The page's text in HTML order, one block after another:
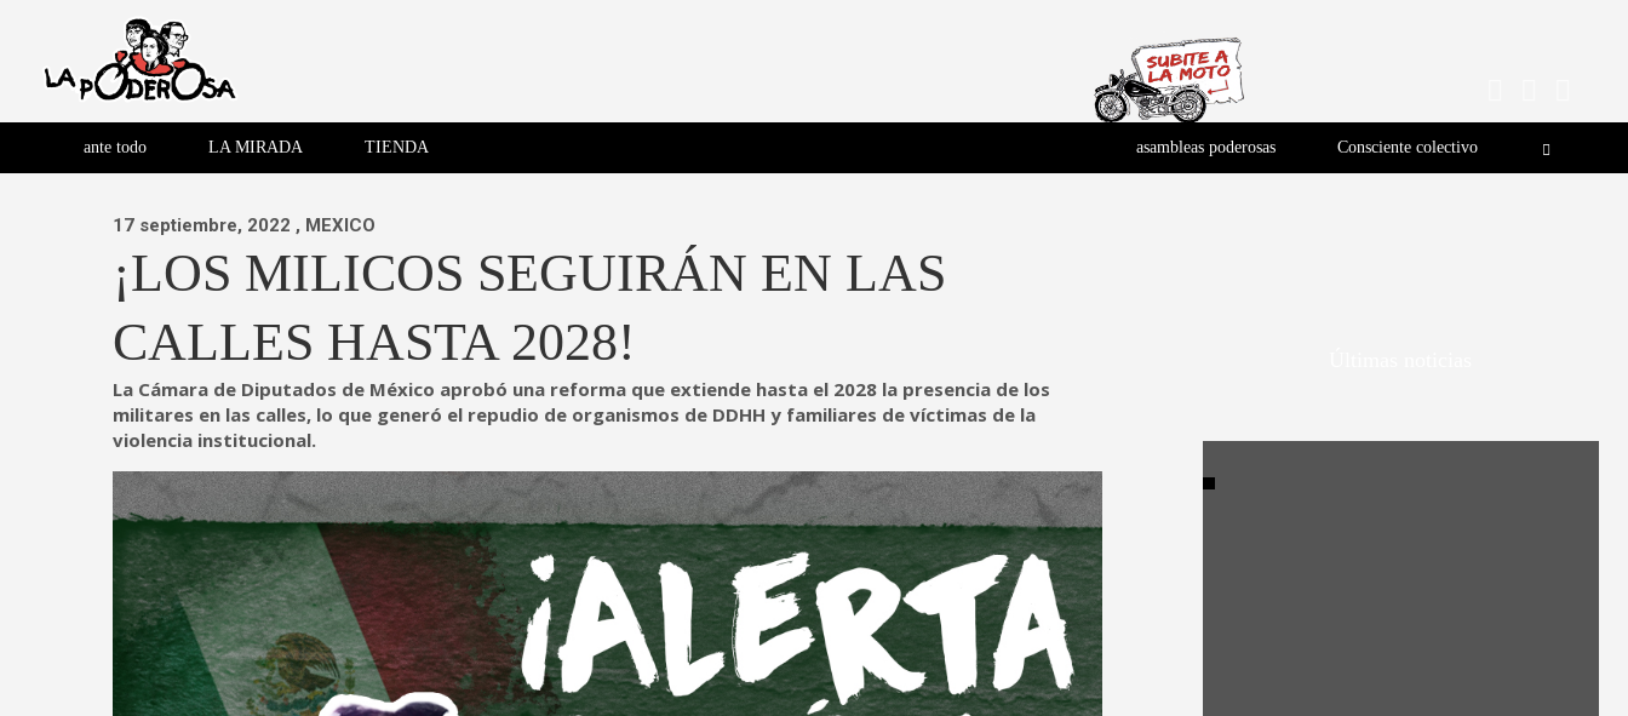
La Poderosa
brazo literario del movimiento
La Poderosa
Revista de cultura villera, brazo literario del movimiento La Poderosa.
ante todo LA MIRADA TIENDA asambleas poderosas Consciente colectivo
17 septiembre, 2022 , MEXICO
¡LOS MILICOS SEGUIRÁN EN LAS
CALLES HASTA 2028!
La Cámara de Diputados de México aprobó una reforma que extiende hasta el 2028 la presencia de los
militares en las calles, lo que generó el repudio de organismos de DDHH y familiares de víctimas de la
violencia institucional.